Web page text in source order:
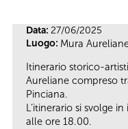
Data: 27/06/2025
Luogo: Mura
Itinerario storico-
Aureliane compreso
Pinciana.
L’itinerario si svolge
alle ore 18.00.